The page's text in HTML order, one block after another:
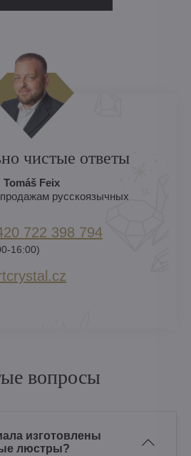
чистые ответы
Tomáš Feix
русскоязычных
722 398 794​
16:00)
вопросы
изготовлены
люстры?